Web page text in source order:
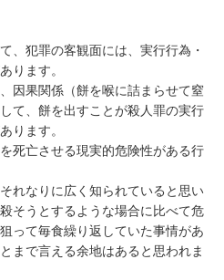
、犯罪の客観面には、実行行為・
ります。
因果関係（餅を喉に詰まらせて窒
て、餅を出すことが殺人罪の実行
ります。
死亡させる現実的危険性がある行
れなりに広く知られていると思い
そうとするような場合に比べて危
って毎食繰り返していた事情があ
まで言える余地はあると思われま